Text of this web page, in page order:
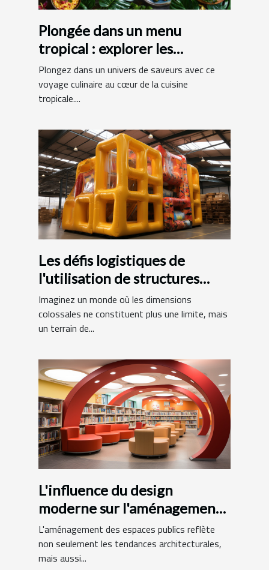
Plongée dans un menu
tropical : explorer les
spécialités exotiques
Plongez dans un univers de saveurs avec ce
voyage culinaire au cœur de la cuisine
tropicale....
Les défis logistiques de
l'utilisation de structures
gonflables de grande taille
Imaginez un monde où les dimensions
colossales ne constituent plus une limite, mais
un terrain de...
L'influence du design
moderne sur l'aménagement
des bibliothèques
municipales
L'aménagement des espaces publics reflète
non seulement les tendances architecturales,
mais aussi...